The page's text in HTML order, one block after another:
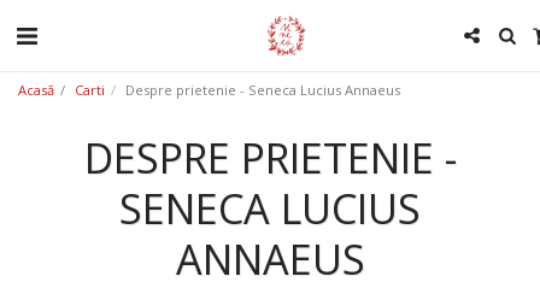
Acasă Carti Despre prietenie - Seneca Lucius Annaeus
DESPRE PRIETENIE -
SENECA LUCIUS
ANNAEUS